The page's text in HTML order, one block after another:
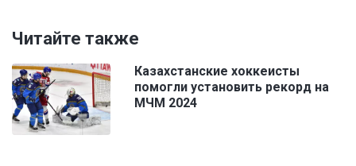
Читайте также
Казахстанские хоккеисты
помогли установить рекорд на
МЧМ 2024